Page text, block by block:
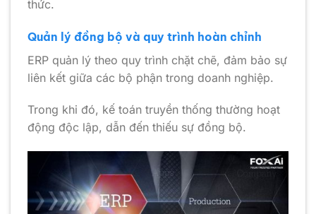
thức.
Quản lý đồng bộ và quy trình hoàn chỉnh
ERP quản lý theo quy trình chặt chẽ, đảm bảo sự
liên kết giữa các bộ phận trong doanh nghiệp.
Trong khi đó, kế toán truyền thống thường hoạt
động độc lập, dẫn đến thiếu sự đồng bộ.